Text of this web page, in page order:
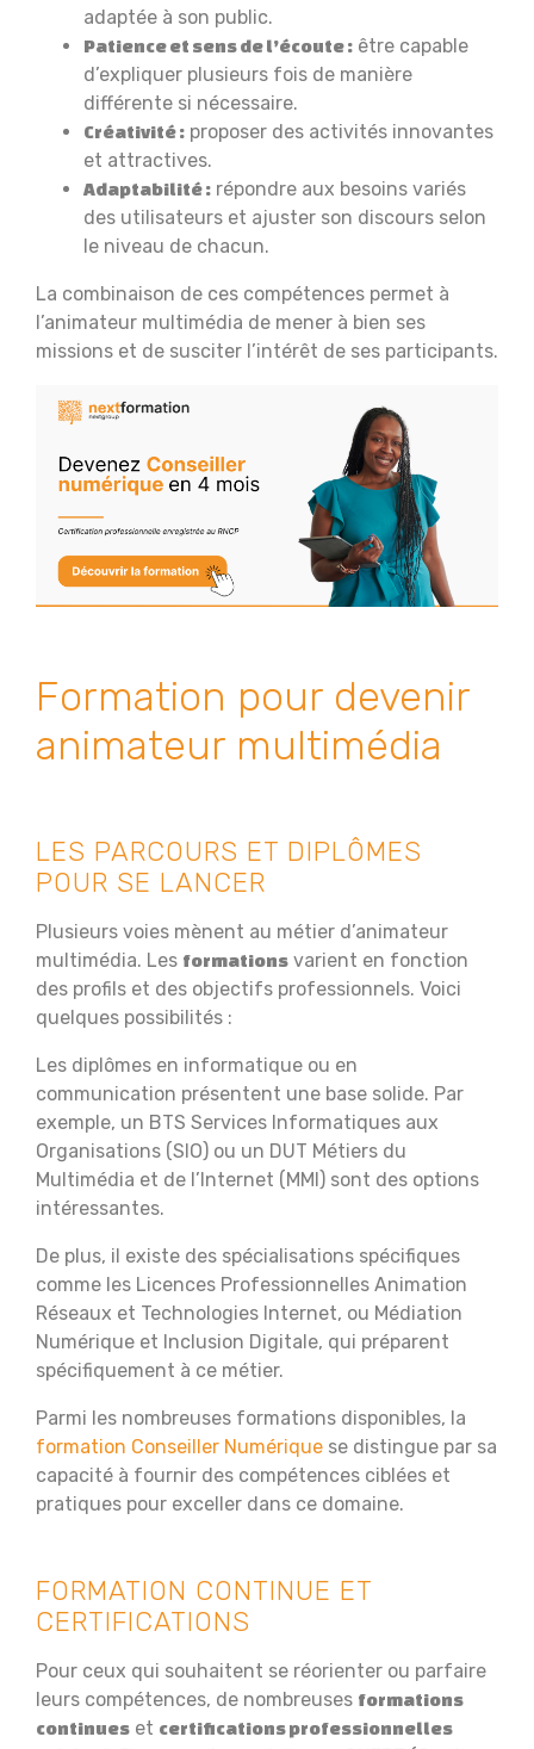
adaptée à son public.
Patience et sens de l’écoute : être capable
d’expliquer plusieurs fois de manière
différente si nécessaire.
Créativité : proposer des activités innovantes
et attractives.
Adaptabilité : répondre aux besoins variés
des utilisateurs et ajuster son discours selon
le niveau de chacun.
La combinaison de ces compétences permet à
l’animateur multimédia de mener à bien ses
missions et de susciter l’intérêt de ses participants.
Formation pour devenir
animateur multimédia
LES PARCOURS ET DIPLÔMES
POUR SE LANCER
Plusieurs voies mènent au métier d’animateur
multimédia. Les formations varient en fonction
des profils et des objectifs professionnels. Voici
quelques possibilités :
Les diplômes en informatique ou en
communication présentent une base solide. Par
exemple, un BTS Services Informatiques aux
Organisations (SIO) ou un DUT Métiers du
Multimédia et de l’Internet (MMI) sont des options
intéressantes.
De plus, il existe des spécialisations spécifiques
comme les Licences Professionnelles Animation
Réseaux et Technologies Internet, ou Médiation
Numérique et Inclusion Digitale, qui préparent
spécifiquement à ce métier.
Parmi les nombreuses formations disponibles, la
formation Conseiller Numérique se distingue par sa
capacité à fournir des compétences ciblées et
pratiques pour exceller dans ce domaine.
FORMATION CONTINUE ET
CERTIFICATIONS
Pour ceux qui souhaitent se réorienter ou parfaire
leurs compétences, de nombreuses formations
continues et certifications professionnelles